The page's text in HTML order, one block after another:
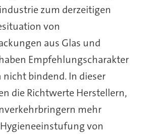
zum derzeitigen
von
aus Glas und
Empfehlungscharakter
bindend. In dieser
die Richtwerte Herstellern,
mehr
von